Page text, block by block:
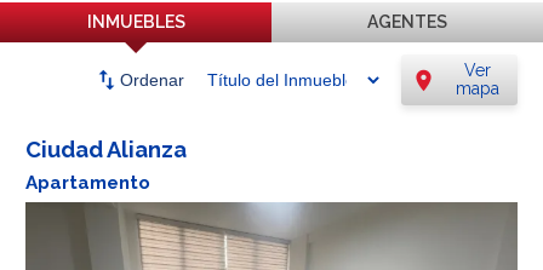
INMUEBLES AGENTES
swap_vert Ordenar location_on
Ver
mapa
Ciudad Alianza
Apartamento